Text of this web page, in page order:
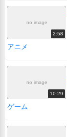
no image
2:58
アニメ
no image
10:29
ゲーム